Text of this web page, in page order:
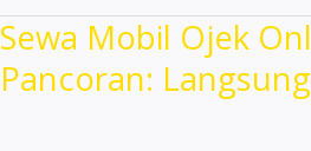
Terdekat
Kelapa
Gading
Sewa Mobil Ojek
Pancoran: